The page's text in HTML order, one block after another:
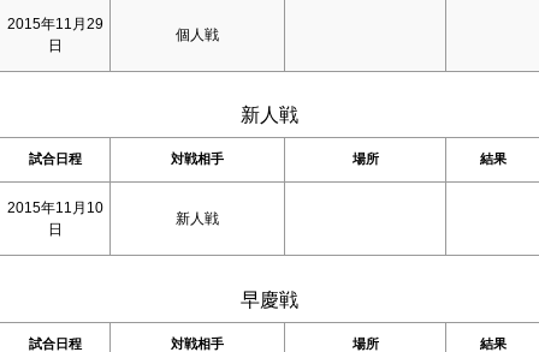
2015年11月29
日
個人戦
新人戦
試合日程 対戦相手 場所 結果
2015年11月10
日
新人戦
早慶戦
試合日程 対戦相手 場所 結果